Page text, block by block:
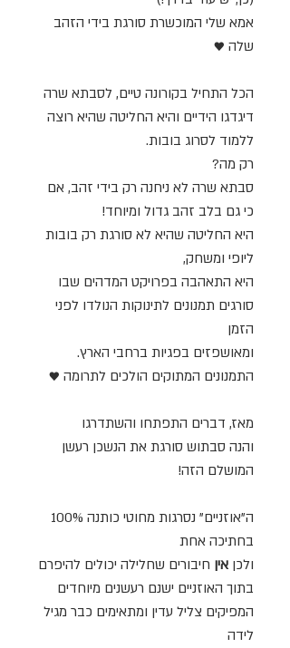
אמא שלי המוכשרת סורגת בידי הזהב
שלה ♥️
הכל התחיל בקורונה טיים, לסבתא שרה
דיגדגו הידיים והיא החליטה שהיא רוצה
ללמוד לסרוג בובות.
רק מה?
סבתא שרה לא ניחנה רק בידי זהב, אם
כי גם בלב זהב גדול ומיוחד!
היא החליטה שהיא לא סורגת רק בובות
ליופי ומשחק,
היא התאהבה בפרויקט המדהים שבו
סורגים תמנונים לתינוקות הנולדו לפני
הזמן
ומאושפזים בפגיות ברחבי הארץ.
התמנונים המתוקים הולכים לתרומה ♥️
מאז, דברים התפתחו והשתדרגו
והנה סבתוש סורגת את הנשכן רעשן
המושלם הזה!
ה"אוזניים" נסרגות מחוטי כותנה 100%
בחתיכה אחת
ולכן אין חיבורים שחלילה יכולים להיפרם
בתוך האוזניים ישנם רעשנים מיוחדים
המפיקים צליל עדין ומתאימים כבר מגיל
לידה